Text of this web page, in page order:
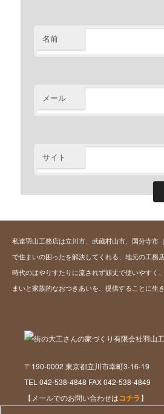
名前
メール
サイト
私達羽山工務店は立川市、武蔵村山市、国分寺市
で住まいの困ったを解決してくれる、地元の工務
時代のはやりすたりに流されず頑丈で使いやすく
まいと家族的なおつきあいを、提供することに生
〒190-0002 東京都立川市幸町3-16-19
TEL 042-538-4848 FAX 042-538-4849
【メールでのお問い合わせはコチラ】